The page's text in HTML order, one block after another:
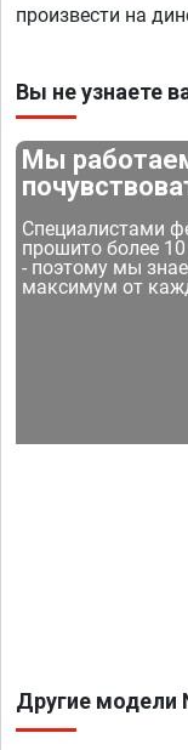
произвести на
Вы не узнаете
Мы
Специалистами
прошито более
- поэтому мы
максимум от
Другие модели